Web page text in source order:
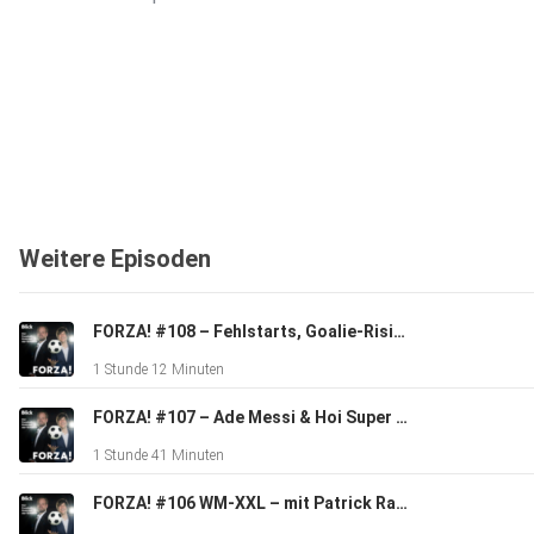
Weitere Episoden
FORZA! #108 – Fehlstarts, Goalie-Risiko und das Warten auf Beckham
1 Stunde 12 Minuten
FORZA! #107 – Ade Messi & Hoi Super League
1 Stunde 41 Minuten
FORZA! #106 WM-XXL – mit Patrick Rahmen und Ciriaco Sforza